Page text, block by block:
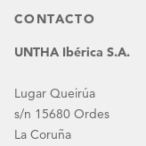
CONTACTO
UNTHA Ibérica S.A.
Lugar Queirúa
s/n 15680 Ordes
La Coruña